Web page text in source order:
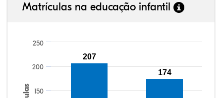
Matrículas na educação infantil
150
200
250
207
174
102,55%
104,67%
87,94%
88,35%
75,37%
99,81%
100,00%
88,82%
92,94%
78,33%